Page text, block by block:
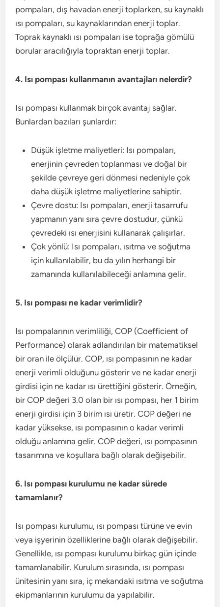
pompaları, dış havadan enerji toplarken, su kaynaklı
ısı pompaları, su kaynaklarından enerji toplar.
Toprak kaynaklı ısı pompaları ise toprağa gömülü
borular aracılığıyla topraktan enerji toplar.
4. Isı pompası kullanmanın avantajları nelerdir?
Isı pompası kullanmak birçok avantaj sağlar.
Bunlardan bazıları şunlardır:
Düşük işletme maliyetleri: Isı pompaları,
enerjinin çevreden toplanması ve doğal bir
şekilde çevreye geri dönmesi nedeniyle çok
daha düşük işletme maliyetlerine sahiptir.
Çevre dostu: Isı pompaları, enerji tasarrufu
yapmanın yanı sıra çevre dostudur, çünkü
çevredeki ısı enerjisini kullanarak çalışırlar.
Çok yönlü: Isı pompaları, ısıtma ve soğutma
için kullanılabilir, bu da yılın herhangi bir
zamanında kullanılabileceği anlamına gelir.
5. Isı pompası ne kadar verimlidir?
Isı pompalarının verimliliği, COP (Coefficient of
Performance) olarak adlandırılan bir matematiksel
bir oran ile ölçülür. COP, ısı pompasının ne kadar
enerji verimli olduğunu gösterir ve ne kadar enerji
girdisi için ne kadar ısı ürettiğini gösterir. Örneğin,
bir COP değeri 3.0 olan bir ısı pompası, her 1 birim
enerji girdisi için 3 birim ısı üretir. COP değeri ne
kadar yüksekse, ısı pompasının o kadar verimli
olduğu anlamına gelir. COP değeri, ısı pompasının
tasarımına ve koşullara bağlı olarak değişebilir.
6. Isı pompası kurulumu ne kadar sürede
tamamlanır?
Isı pompası kurulumu, ısı pompası türüne ve evin
veya işyerinin özelliklerine bağlı olarak değişebilir.
Genellikle, ısı pompası kurulumu birkaç gün içinde
tamamlanabilir. Kurulum sırasında, ısı pompası
ünitesinin yanı sıra, iç mekandaki ısıtma ve soğutma
ekipmanlarının kurulumu da yapılabilir.